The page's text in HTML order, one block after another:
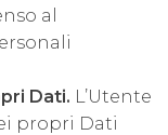
al
Dati. L’Utente
propri Dati